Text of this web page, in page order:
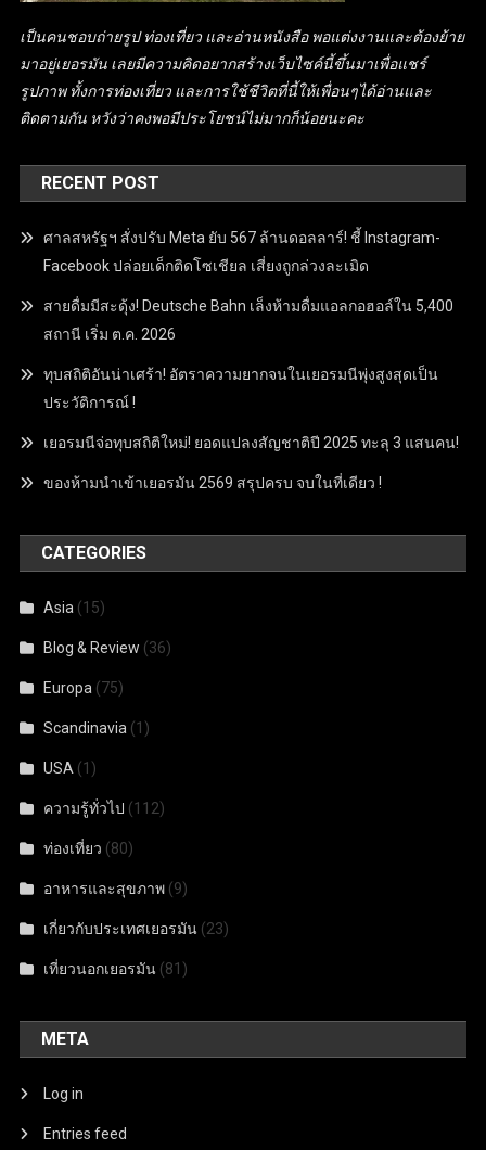
เป็นคนชอบถ่ายรูป ท่องเที่ยว และอ่านหนังสือ พอแต่งงานและต้องย้าย
มาอยู่เยอรมัน เลยมีความคิดอยากสร้างเว็บไซค์นี้ขึ้นมาเพื่อแชร์
รูปภาพ ทั้งการท่องเที่ยว และการใช้ชีวิตที่นี้ให้เพื่อนๆได้อ่านและ
ติดตามกัน หวังว่าคงพอมีประโยชน์ไม่มากก็น้อยนะคะ
RECENT POST
ศาลสหรัฐฯ สั่งปรับ Meta ยับ 567 ล้านดอลลาร์! ชี้ Instagram-
Facebook ปล่อยเด็กติดโซเชียล เสี่ยงถูกล่วงละเมิด
สายดื่มมีสะดุ้ง! Deutsche Bahn เล็งห้ามดื่มแอลกอฮอล์ใน 5,400
สถานี เริ่ม ต.ค. 2026
ทุบสถิติอันน่าเศร้า! อัตราความยากจนในเยอรมนีพุ่งสูงสุดเป็น
ประวัติการณ์ !
เยอรมนีจ่อทุบสถิติใหม่! ยอดแปลงสัญชาติปี 2025 ทะลุ 3 แสนคน!
ของห้ามนำเข้าเยอรมัน 2569 สรุปครบ จบในที่เดียว !
CATEGORIES
Asia (15)
Blog & Review (36)
Europa (75)
Scandinavia (1)
USA (1)
ความรู้ทั่วไป (112)
ท่องเที่ยว (80)
อาหารและสุขภาพ (9)
เกี่ยวกับประเทศเยอรมัน (23)
เที่ยวนอกเยอรมัน (81)
META
Log in
Entries feed